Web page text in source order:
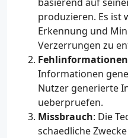
produzieren. Es ist
Erkennung und
Verzerrungen zu
Fehlinformationen
Informationen
Nutzer generierte
ueberpruefen.
Missbrauch: Die
schaedliche